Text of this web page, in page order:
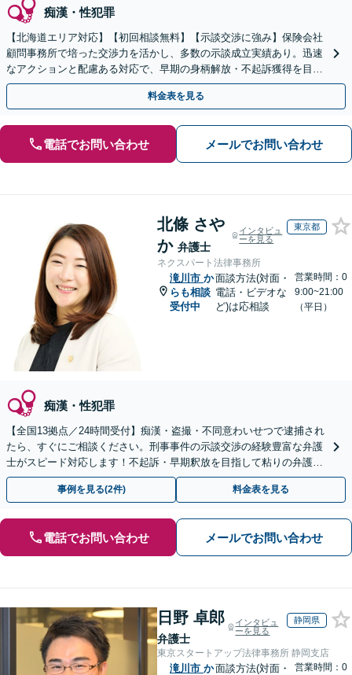
痴漢・性犯罪
【北海道エリア対応】【初回相談無料】【示談交渉に強み】保険会社
顧問事務所で培った交渉力を活かし、多数の示談成立実績あり。迅速
なアクションと配慮ある対応で、早期の身柄解放・不起訴獲得を目指
します【電話相談OK】【即日接見】
料金表を見る
電話でお問い合わせ メールでお問い合わせ
北條 さや
か 弁護士
インタビュ
ーを見る
東京都
ネクスパート法律事務所
滝川市 か
らも相談
受付中
面談方法(対面・
電話・ビデオな
ど)は応相談
営業時間：0
9:00~21:00
（平日）
痴漢・性犯罪
【全国13拠点／24時間受付】痴漢・盗撮・不同意わいせつで逮捕され
たら、すぐにご相談ください。刑事事件の示談交渉の経験豊富な弁護
士がスピード対応します！不起訴・早期釈放を目指して粘りの弁護活
動を行います。
事例を見る(2件) 料金表を見る
電話でお問い合わせ メールでお問い合わせ
日野 卓郎
弁護士
インタビュ
ーを見る
静岡県
東京スタートアップ法律事務所 静岡支店
滝川市 か面談方法(対面・
営業時間：0